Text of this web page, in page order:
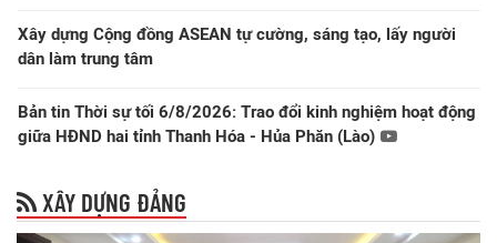
Xây dựng Cộng đồng ASEAN tự cường, sáng tạo, lấy người
dân làm trung tâm
Bản tin Thời sự tối 6/8/2026: Trao đổi kinh nghiệm hoạt động
giữa HĐND hai tỉnh Thanh Hóa - Hủa Phăn (Lào)
XÂY DỰNG ĐẢNG